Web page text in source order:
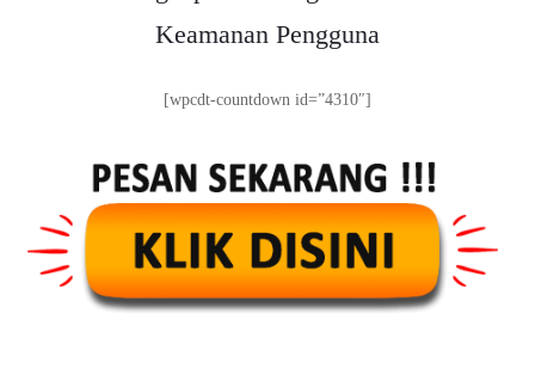
Keamanan Pengguna
[wpcdt-countdown id=”4310″]